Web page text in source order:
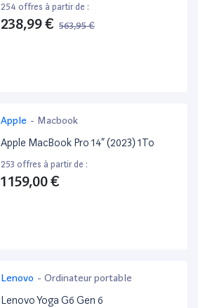
254 offres à partir de :
238,99 € 563,95 €
Apple - Macbook
Apple MacBook Pro 14” (2023) 1To
253 offres à partir de :
1 159,00 €
Lenovo - Ordinateur portable
Lenovo Yoga G6 Gen 6